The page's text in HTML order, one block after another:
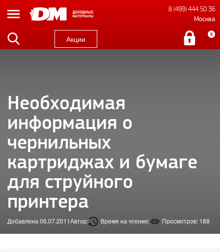
8 (499) 444 50 36
Москва
Акции 0
Необходимая
информация о
чернильных
картриджах и бумаге
для струйного
принтера
Добавлена 06.07.2011Автор: Время на чтение: Просмотров: 188